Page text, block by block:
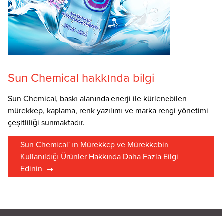
Sun Chemical hakkında bilgi
Sun Chemical, baskı alanında enerji ile kürlenebilen
mürekkep, kaplama, renk yazılımı ve marka rengi yönetimi
çeşitliliği sunmaktadır.
Sun Chemical' ın Mürekkep ve Mürekkebin
Kullanıldığı Ürünler Hakkında Daha Fazla Bilgi
Edinin